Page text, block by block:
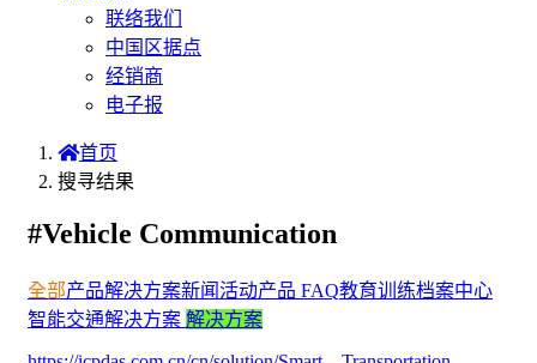
联络我们
中国区据点
经销商
电子报
首页
搜寻结果
#Vehicle Communication
全部产品解决方案新闻活动产品 FAQ教育训练档案中心
智能交通解决方案 解决方案